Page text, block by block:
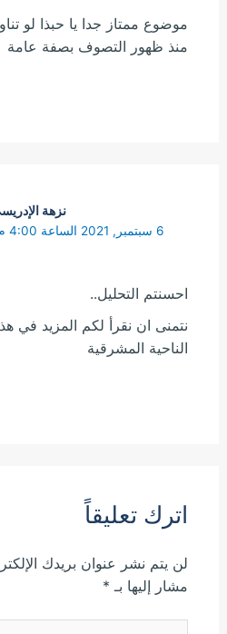
موضوع ممتاز جدا يا حبذا لو
منذ ظهور التصوف بصفة عامة
نزهة
6 سبتمبر, 2021 الساعة 4:00 م
احسنتم التحليل..
نتمنى ان نقرأ لكم المزيد في
الناحية المشرقية
اترك تعليقاً
لن يتم نشر عنوان بريدك
مشار إليها بـ *